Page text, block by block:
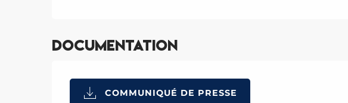
Documentation
COMMUNIQUÉ DE PRESSE